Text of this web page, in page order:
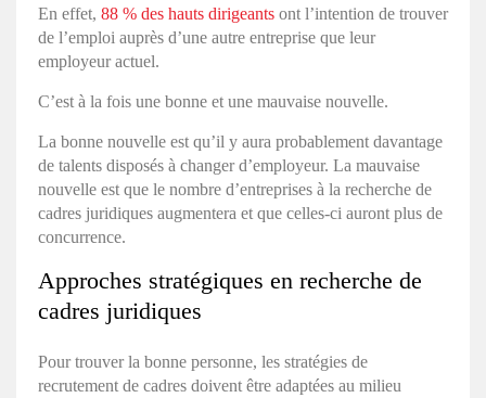
En effet, 88 % des hauts dirigeants ont l’intention de trouver
de l’emploi auprès d’une autre entreprise que leur
employeur actuel.
C’est à la fois une bonne et une mauvaise nouvelle.
La bonne nouvelle est qu’il y aura probablement davantage
de talents disposés à changer d’employeur. La mauvaise
nouvelle est que le nombre d’entreprises à la recherche de
cadres juridiques augmentera et que celles-ci auront plus de
concurrence.
Approches stratégiques en recherche de
cadres juridiques
Pour trouver la bonne personne, les stratégies de
recrutement de cadres doivent être adaptées au milieu